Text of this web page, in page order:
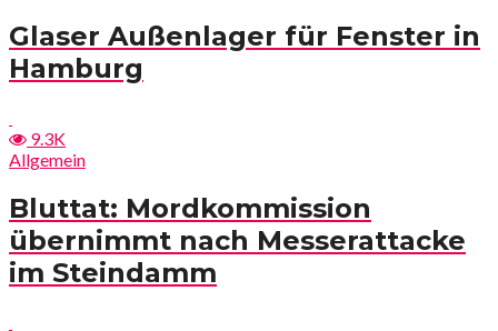
Glaser Außenlager für Fenster in
Hamburg
9.3K
Allgemein
Bluttat: Mordkommission
übernimmt nach Messerattacke
im Steindamm